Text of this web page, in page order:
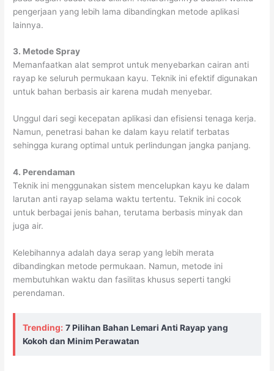
pengerjaan yang lebih lama dibandingkan metode aplikasi
lainnya.
3. Metode Spray
Memanfaatkan alat semprot untuk menyebarkan cairan anti
rayap ke seluruh permukaan kayu. Teknik ini efektif digunakan
untuk bahan berbasis air karena mudah menyebar.
Unggul dari segi kecepatan aplikasi dan efisiensi tenaga kerja.
Namun, penetrasi bahan ke dalam kayu relatif terbatas
sehingga kurang optimal untuk perlindungan jangka panjang.
4. Perendaman
Teknik ini menggunakan sistem mencelupkan kayu ke dalam
larutan anti rayap selama waktu tertentu. Teknik ini cocok
untuk berbagai jenis bahan, terutama berbasis minyak dan
juga air.
Kelebihannya adalah daya serap yang lebih merata
dibandingkan metode permukaan. Namun, metode ini
membutuhkan waktu dan fasilitas khusus seperti tangki
perendaman.
Trending: 7 Pilihan Bahan Lemari Anti Rayap yang
Kokoh dan Minim Perawatan